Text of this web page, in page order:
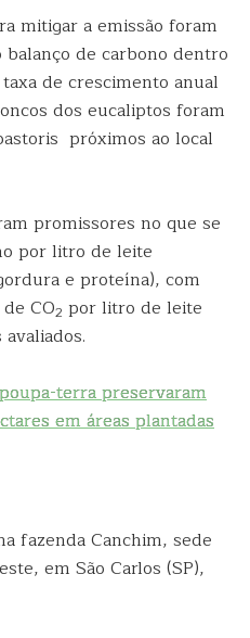
mitigar a emissão foram
de carbono dentro
de crescimento anual
dos eucaliptos foram
próximos ao local
promissores no que se
por litro de leite
e proteína), com
CO2 por litro de leite
terra preservaram
em áreas plantadas
fazenda Canchim, sede
em São Carlos (SP),